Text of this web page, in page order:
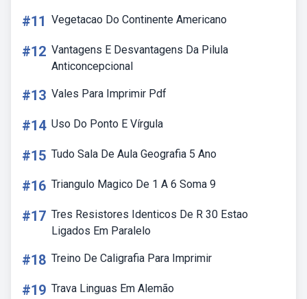
#11 Vegetacao Do Continente Americano
#12 Vantagens E Desvantagens Da Pilula
Anticoncepcional
#13 Vales Para Imprimir Pdf
#14 Uso Do Ponto E Vírgula
#15 Tudo Sala De Aula Geografia 5 Ano
#16 Triangulo Magico De 1 A 6 Soma 9
#17 Tres Resistores Identicos De R 30 Estao
Ligados Em Paralelo
#18 Treino De Caligrafia Para Imprimir
#19 Trava Linguas Em Alemão